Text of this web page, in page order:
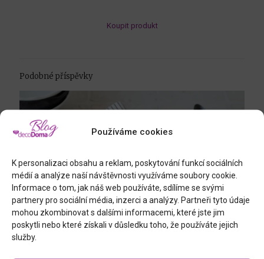
Používáme cookies
K personalizaci obsahu a reklam, poskytování funkcí sociálních
médií a analýze naší návštěvnosti využíváme soubory cookie.
Informace o tom, jak náš web používáte, sdílíme se svými
partnery pro sociální média, inzerci a analýzy. Partneři tyto údaje
mohou zkombinovat s dalšími informacemi, které jste jim
poskytli nebo které získali v důsledku toho, že používáte jejich
služby.
Koupit produkt
Podobné příspěvky